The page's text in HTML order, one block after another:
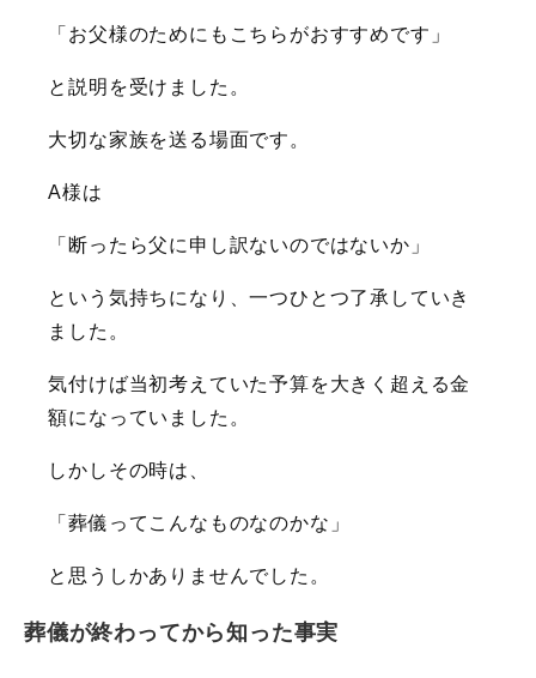
「お父様のためにもこちらがおすすめです」
と説明を受けました。
大切な家族を送る場面です。
A様は
「断ったら父に申し訳ないのではないか」
という気持ちになり、一つひとつ了承していき
ました。
気付けば当初考えていた予算を大きく超える金
額になっていました。
しかしその時は、
「葬儀ってこんなものなのかな」
と思うしかありませんでした。
葬儀が終わってから知った事実